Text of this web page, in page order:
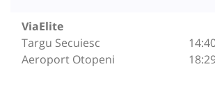
ViaElite
Targu Secuiesc
Aeroport Otopeni